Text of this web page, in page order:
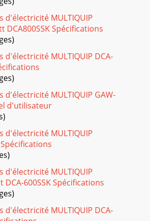
— PARTS AND OPERATION MANUAL
01)DCA-85SSJU — DIMENSIONS Figure 7.
AND OPERATION MANUAL— REV. #2
27 Figure 3b. DimensionsNOTE PAGE
— PARTS AND OPERATION MANUAL
85SSJU — CONTROL PANEL Figure
29DCA-85SSJU — CONTROL PANELThe
describe the controls and func
85SSJU — SPECIFICATIONS
AND OPERATION MANUAL— REV. #2
d'électricité MULTIQUIP
DCA800SSK Spécifications
d'électricité MULTIQUIP DCA-
d'électricité MULTIQUIP GAW-
d'utilisateur
d'électricité MULTIQUIP
d'électricité MULTIQUIP
600SSK Spécifications
d'électricité MULTIQUIP DCA-